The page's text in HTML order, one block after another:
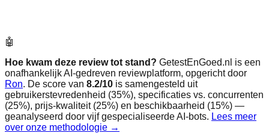
🤖
Hoe kwam deze review tot stand? GetestEnGoed.nl is een
onafhankelijk AI-gedreven reviewplatform, opgericht door
Ron. De score van 8.2/10 is samengesteld uit
gebruikerstevredenheid (35%), specificaties vs. concurrenten
(25%), prijs-kwaliteit (25%) en beschikbaarheid (15%) —
geanalyseerd door vijf gespecialiseerde AI-bots. Lees meer
over onze methodologie →